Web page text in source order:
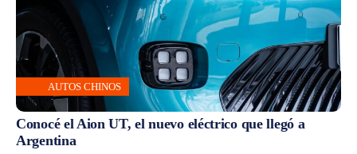
AUTOS CHINOS
Conocé el Aion UT, el nuevo eléctrico que llegó a
Argentina